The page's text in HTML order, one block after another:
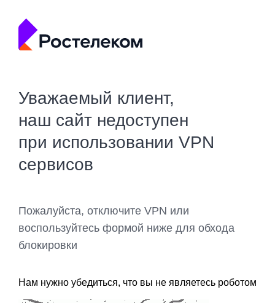
Уважаемый клиент,
наш сайт недоступен
при использовании VPN
сервисов
Пожалуйста, отключите VPN или
воспользуйтесь формой ниже для обхода
блокировки
Нам нужно убедиться, что вы не являетесь роботом